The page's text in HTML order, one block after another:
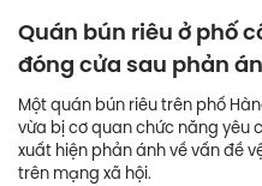
Quán bún riêu ở phố
đóng cửa sau phản
Một quán bún riêu trên phố
vừa bị cơ quan chức năng yêu
xuất hiện phản ánh về vấn đề
trên mạng xã hội.